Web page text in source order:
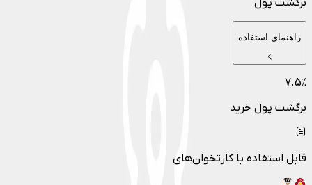
برگشت پول
راهنمای استفاده
7.5٪
برگشت پول خرید
قابل استفاده با کارتخوان‌های